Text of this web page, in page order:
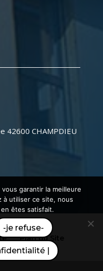
42600 CHAMPDIEU
Plan du Site
WEBILIKO |
garantir la meilleure
à utiliser ce site, nous
êtes satisfait.
-je refuse-
|